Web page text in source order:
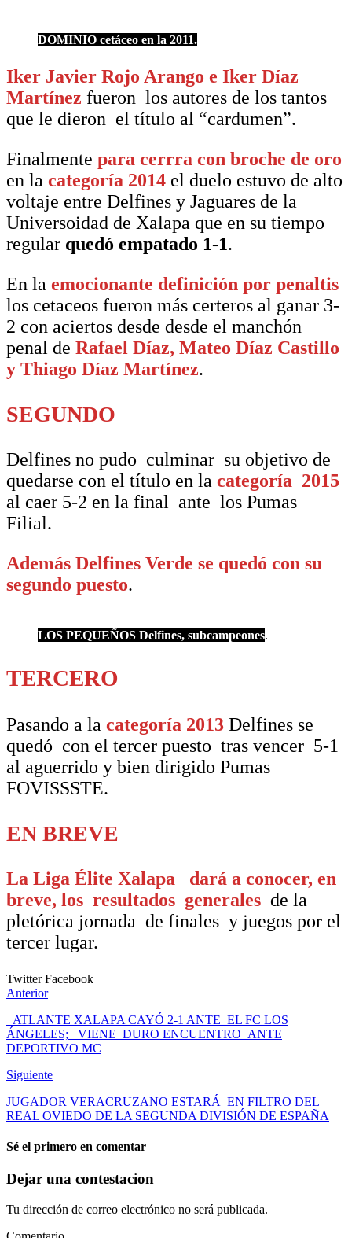
DOMINIO cetáceo en la 2011.
Iker Javier Rojo Arango e Iker Díaz
Martínez fueron los autores de los tantos
que le dieron el título al “cardumen”.
Finalmente para cerrra con broche de oro
en la categoría 2014 el duelo estuvo de alto
voltaje entre Delfines y Jaguares de la
Universoidad de Xalapa que en su tiempo
regular quedó empatado 1-1.
En la emocionante definición por penaltis
los cetaceos fueron más certeros al ganar 3-
2 con aciertos desde desde el manchón
penal de Rafael Díaz, Mateo Díaz Castillo
y Thiago Díaz Martínez.
SEGUNDO
Delfines no pudo culminar su objetivo de
quedarse con el título en la categoría 2015
al caer 5-2 en la final ante los Pumas
Filial.
Además Delfines Verde se quedó con su
segundo puesto.
LOS PEQUEÑOS Delfines, subcampeones.
TERCERO
Pasando a la categoría 2013 Delfines se
quedó con el tercer puesto tras vencer 5-1
al aguerrido y bien dirigido Pumas
FOVISSSTE.
EN BREVE
La Liga Élite Xalapa dará a conocer, en
breve, los resultados generales de la
pletórica jornada de finales y juegos por el
tercer lugar.
TwitterFacebook
Anterior
ATLANTE XALAPA CAYÓ 2-1 ANTE EL FC LOS
ÁNGELES; VIENE DURO ENCUENTRO ANTE
DEPORTIVO MC
Siguiente
JUGADOR VERACRUZANO ESTARÁ EN FILTRO DEL
REAL OVIEDO DE LA SEGUNDA DIVISIÓN DE ESPAÑA
Sé el primero en comentar
Dejar una contestacion
Tu dirección de correo electrónico no será publicada.